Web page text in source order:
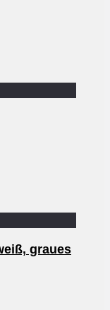
graues